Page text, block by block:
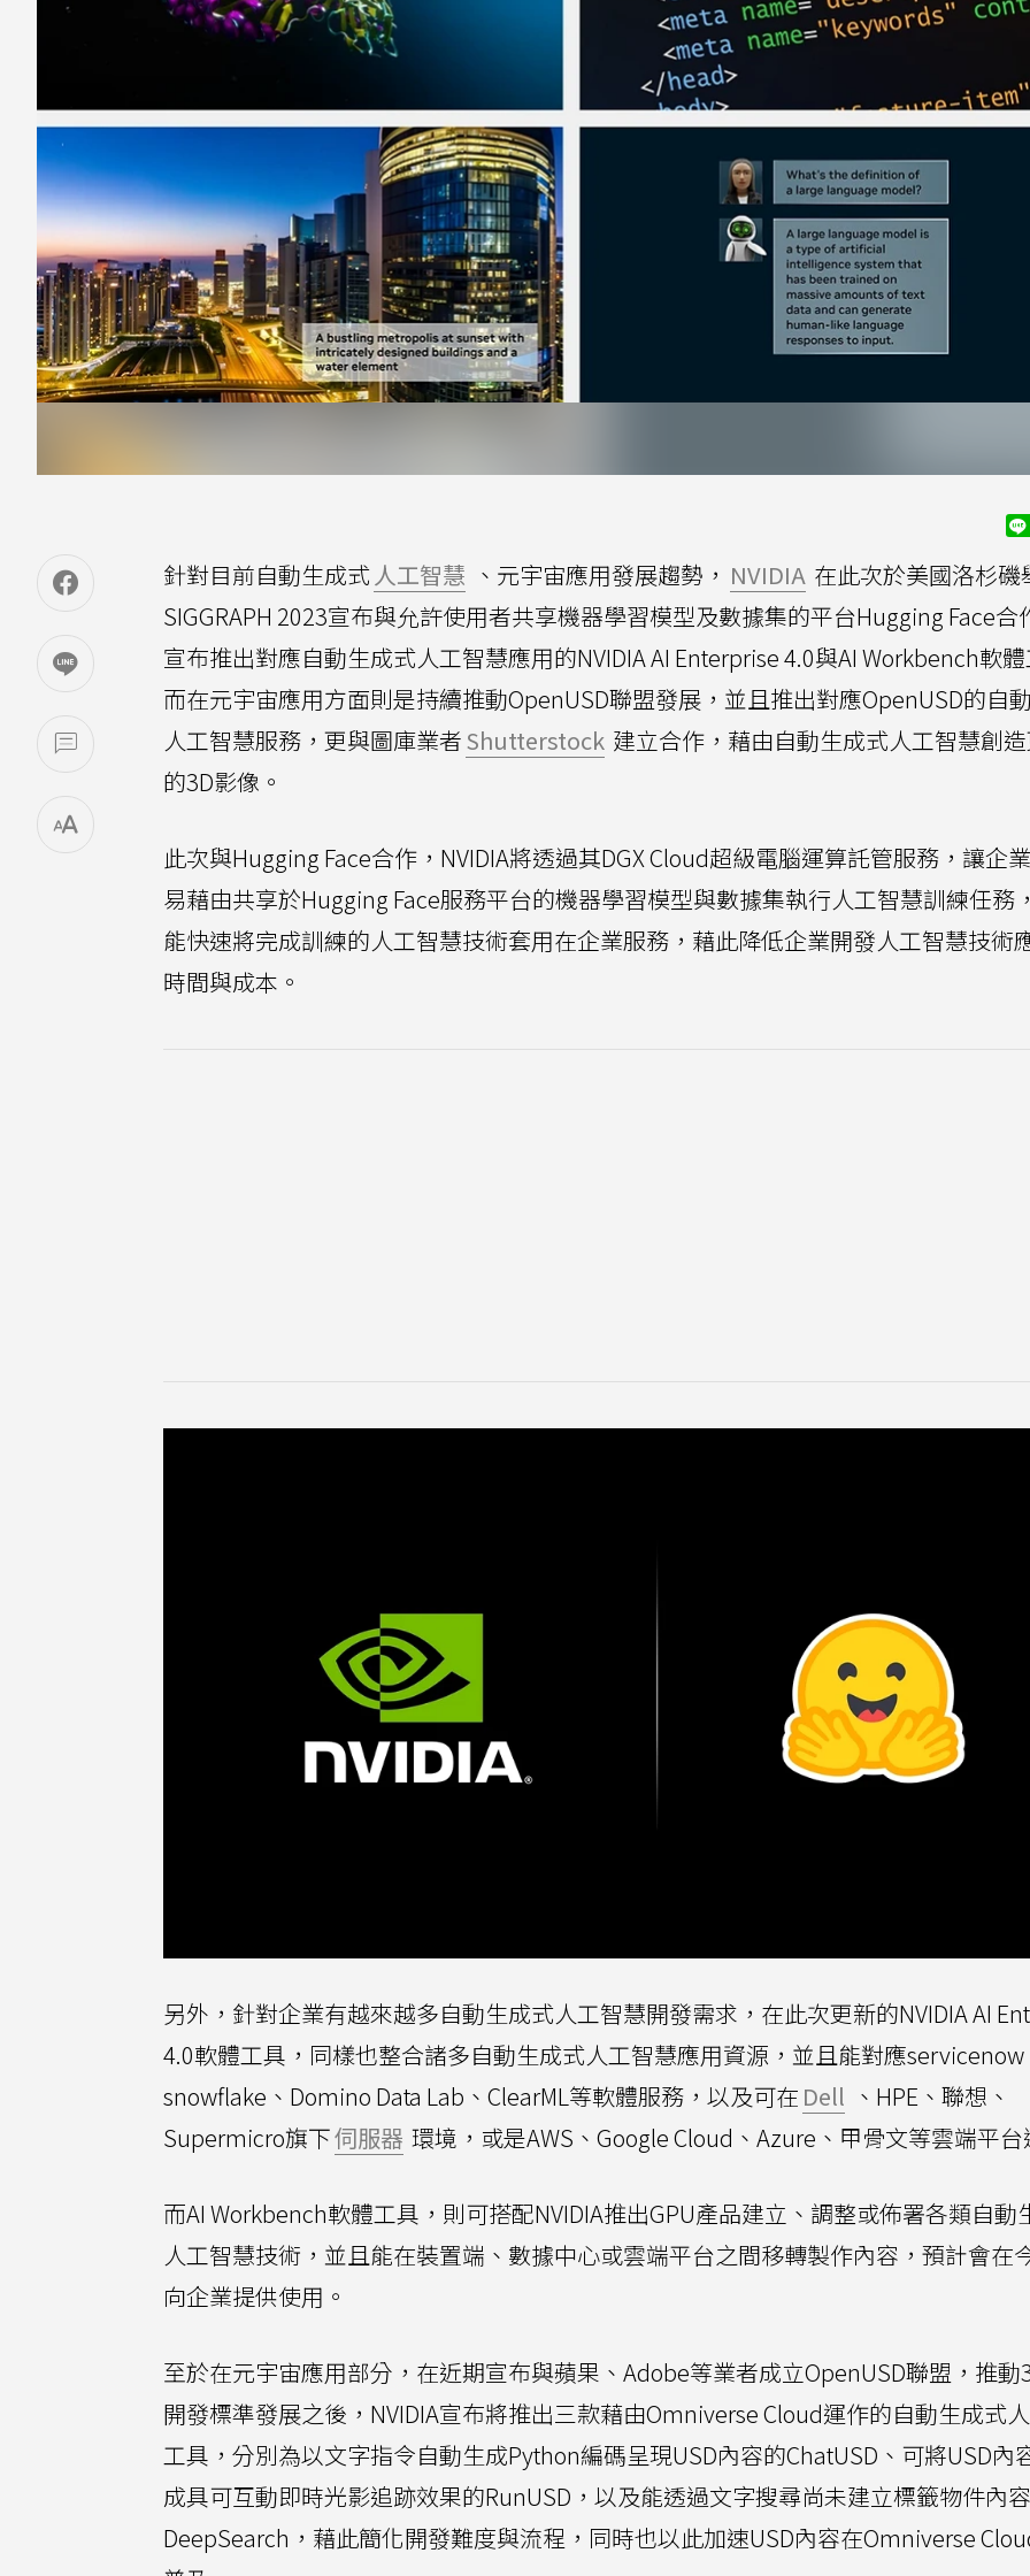
針對目前自動生成式人工智慧 、元宇宙應用發展趨勢， NVIDIA 在此次於美國洛杉磯
SIGGRAPH 2023宣布與允許使用者共享機器學習模型及數據集的平台Hugging Face合
宣布推出對應自動生成式人工智慧應用的NVIDIA AI Enterprise 4.0與AI Workbench軟體
而在元宇宙應用方面則是持續推動OpenUSD聯盟發展，並且推出對應OpenUSD的自
人工智慧服務，更與圖庫業者Shutterstock 建立合作，藉由自動生成式人工智慧創
的3D影像。
此次與Hugging Face合作，NVIDIA將透過其DGX Cloud超級電腦運算託管服務，讓企
易藉由共享於Hugging Face服務平台的機器學習模型與數據集執行人工智慧訓練任務
能快速將完成訓練的人工智慧技術套用在企業服務，藉此降低企業開發人工智慧技術
時間與成本。
另外，針對企業有越來越多自動生成式人工智慧開發需求，在此次更新的NVIDIA AI
4.0軟體工具，同樣也整合諸多自動生成式人工智慧應用資源，並且能對應servicenow
snowflake、Domino Data Lab、ClearML等軟體服務，以及可在 Dell 、HPE、聯想、
Supermicro旗下伺服器 環境，或是AWS、Google Cloud、Azure、甲骨文等雲端平台
而AI Workbench軟體工具，則可搭配NVIDIA推出GPU產品建立、調整或佈署各類自動
人工智慧技術，並且能在裝置端、數據中心或雲端平台之間移轉製作內容，預計會在
向企業提供使用。
至於在元宇宙應用部分，在近期宣布與蘋果、Adobe等業者成立OpenUSD聯盟，推動
開發標準發展之後，NVIDIA宣布將推出三款藉由Omniverse Cloud運作的自動生成式
工具，分別為以文字指令自動生成Python編碼呈現USD內容的ChatUSD、可將USD內
成具可互動即時光影追跡效果的RunUSD，以及能透過文字搜尋尚未建立標籤物件內
DeepSearch，藉此簡化開發難度與流程，同時也以此加速USD內容在Omniverse